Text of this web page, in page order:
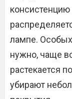
консистенцию
лампе.
нужно, чаще
растекается
убирают